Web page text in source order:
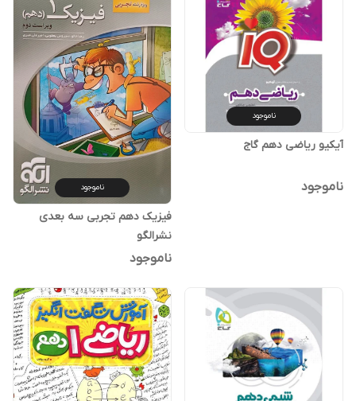
ناموجود
آیکیو ریاضی دهم گاج
ناموجود ناموجود
فیزیک دهم تجربی سه بعدی
نشرالگو
ناموجود